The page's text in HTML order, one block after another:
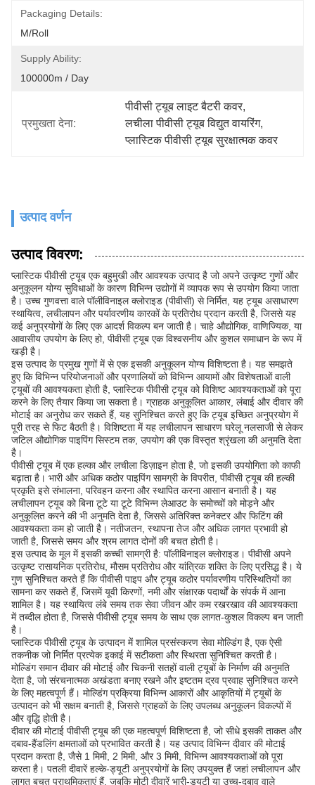
Packaging Details:
M/roll
Supply Ability:
100000m / Day
प्रमुखता देना:
पीवीसी ट्यूब लाइट बैटरी कवर,
लचीला पीवीसी ट्यूब विद्युत वायरिंग,
प्लास्टिक पीवीसी ट्यूब सुरक्षात्मक कवर
उत्पाद वर्णन
उत्पाद विवरण:
प्लास्टिक पीवीसी ट्यूब एक बहुमुखी और आवश्यक उत्पाद है जो अपने उत्कृष्ट गुणों और
अनुकूलन योग्य सुविधाओं के कारण विभिन्न उद्योगों में व्यापक रूप से उपयोग किया जाता
है। उच्च गुणवत्ता वाले पॉलीविनाइल क्लोराइड (पीवीसी) से निर्मित, यह ट्यूब असाधारण
स्थायित्व, लचीलापन और पर्यावरणीय कारकों के प्रतिरोध प्रदान करती है, जिससे यह
कई अनुप्रयोगों के लिए एक आदर्श विकल्प बन जाती है। चाहे औद्योगिक, वाणिज्यिक, या
आवासीय उपयोग के लिए हो, पीवीसी ट्यूब एक विश्वसनीय और कुशल समाधान के रूप में
खड़ी है।
इस उत्पाद के प्रमुख गुणों में से एक इसकी अनुकूलन योग्य विशिष्टता है। यह समझते
हुए कि विभिन्न परियोजनाओं और प्रणालियों को विभिन्न आयामों और विशेषताओं वाली
ट्यूबों की आवश्यकता होती है, प्लास्टिक पीवीसी ट्यूब को विशिष्ट आवश्यकताओं को पूरा
करने के लिए तैयार किया जा सकता है। ग्राहक अनुकूलित आकार, लंबाई और दीवार की
मोटाई का अनुरोध कर सकते हैं, यह सुनिश्चित करते हुए कि ट्यूब इच्छित अनुप्रयोग में
पूरी तरह से फिट बैठती है। विशिष्टता में यह लचीलापन साधारण घरेलू नलसाजी से लेकर
जटिल औद्योगिक पाइपिंग सिस्टम तक, उपयोग की एक विस्तृत श्रृंखला की अनुमति देता
है।
पीवीसी ट्यूब में एक हल्का और लचीला डिज़ाइन होता है, जो इसकी उपयोगिता को काफी
बढ़ाता है। भारी और अधिक कठोर पाइपिंग सामग्री के विपरीत, पीवीसी ट्यूब की हल्की
प्रकृति इसे संभालना, परिवहन करना और स्थापित करना आसान बनाती है। यह
लचीलापन ट्यूब को बिना टूटे या टूटे विभिन्न लेआउट के समोच्चों को मोड़ने और
अनुकूलित करने की भी अनुमति देता है, जिससे अतिरिक्त कनेक्टर और फिटिंग की
आवश्यकता कम हो जाती है। नतीजतन, स्थापना तेज और अधिक लागत प्रभावी हो
जाती है, जिससे समय और श्रम लागत दोनों की बचत होती है।
इस उत्पाद के मूल में इसकी कच्ची सामग्री है: पॉलीविनाइल क्लोराइड। पीवीसी अपने
उत्कृष्ट रासायनिक प्रतिरोध, मौसम प्रतिरोध और यांत्रिक शक्ति के लिए प्रसिद्ध है। ये
गुण सुनिश्चित करते हैं कि पीवीसी पाइप और ट्यूब कठोर पर्यावरणीय परिस्थितियों का
सामना कर सकते हैं, जिसमें यूवी किरणों, नमी और संक्षारक पदार्थों के संपर्क में आना
शामिल है। यह स्थायित्व लंबे समय तक सेवा जीवन और कम रखरखाव की आवश्यकता
में तब्दील होता है, जिससे पीवीसी ट्यूब समय के साथ एक लागत-कुशल विकल्प बन जाती
है।
प्लास्टिक पीवीसी ट्यूब के उत्पादन में शामिल प्रसंस्करण सेवा मोल्डिंग है, एक ऐसी
तकनीक जो निर्मित प्रत्येक इकाई में सटीकता और स्थिरता सुनिश्चित करती है।
मोल्डिंग समान दीवार की मोटाई और चिकनी सतहों वाली ट्यूबों के निर्माण की अनुमति
देता है, जो संरचनात्मक अखंडता बनाए रखने और इष्टतम द्रव प्रवाह सुनिश्चित करने
के लिए महत्वपूर्ण हैं। मोल्डिंग प्रक्रिया विभिन्न आकारों और आकृतियों में ट्यूबों के
उत्पादन को भी सक्षम बनाती है, जिससे ग्राहकों के लिए उपलब्ध अनुकूलन विकल्पों में
और वृद्धि होती है।
दीवार की मोटाई पीवीसी ट्यूब की एक महत्वपूर्ण विशिष्टता है, जो सीधे इसकी ताकत और
दबाव-हैंडलिंग क्षमताओं को प्रभावित करती है। यह उत्पाद विभिन्न दीवार की मोटाई
प्रदान करता है, जैसे 1 मिमी, 2 मिमी, और 3 मिमी, विभिन्न आवश्यकताओं को पूरा
करता है। पतली दीवारें हल्के-ड्यूटी अनुप्रयोगों के लिए उपयुक्त हैं जहां लचीलापन और
लागत बचत प्राथमिकताएं हैं, जबकि मोटी दीवारें भारी-ड्यूटी या उच्च-दबाव वाले